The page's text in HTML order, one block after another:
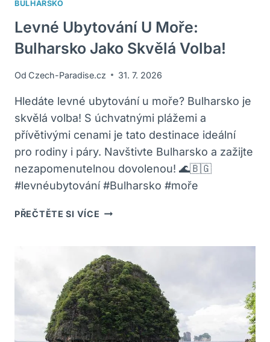
BULHARSKO
Levné Ubytování U Moře:
Bulharsko Jako Skvělá Volba!
Od Czech-Paradise.cz 31. 7. 2026
Hledáte levné ubytování u moře? Bulharsko je
skvělá volba! S úchvatnými plážemi a
přívětivými cenami je tato destinace ideální
pro rodiny i páry. Navštivte Bulharsko a zažijte
nezapomenutelnou dovolenou! 🌊🇧🇬
#levnéubytování #Bulharsko #moře
PŘEČTĚTE SI VÍCE LEVNÉ
MOŘE:
BULHARSKO
JAKO
SKVĚLÁ
VOLBA!